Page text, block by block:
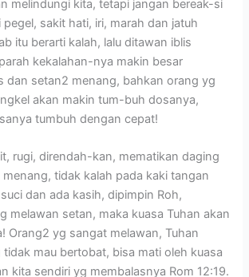
melindungi kita, tetapi jangan bereak-si
sakit hati, iri, marah dan jatuh
itu berarti kalah, lalu ditawan iblis
kekalahan-nya makin besar
dan setan2 menang, bahkan orang yg
akan makin tum-buh dosanya,
tumbuh dengan cepat!
rugi, direndah-kan, mematikan daging
tidak kalah pada kaki tangan
dan ada kasih, dipimpin Roh,
melawan setan, maka kuasa Tuhan akan
Orang2 yg sangat melawan, Tuhan
mau bertobat, bisa mati oleh kuasa
kita sendiri yg membalasnya Rom 12:19.